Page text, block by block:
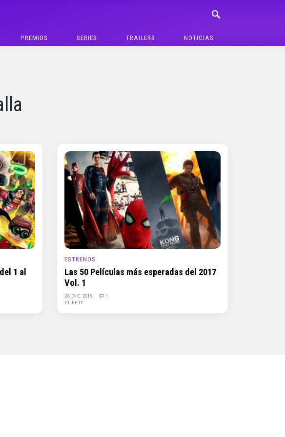
PREMIOS SERIES TRAILERS NOTICIAS
1 al
ESTRENOS
Las 50 Películas más esperadas del 2017
Vol. 1
26 DIC, 2016
1
EL FETT